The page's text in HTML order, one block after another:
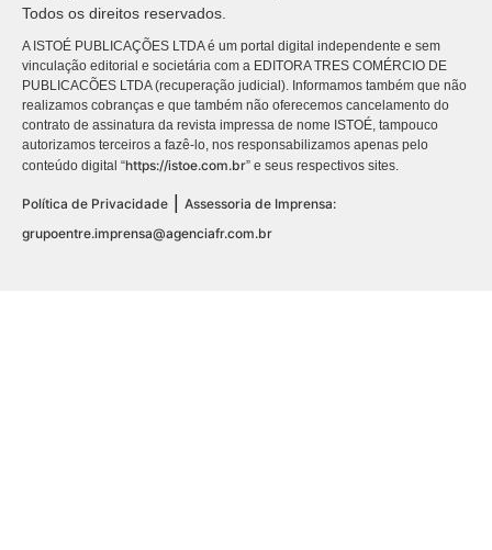
Todos os direitos reservados.
A ISTOÉ PUBLICAÇÕES LTDA é um portal digital independente e sem
vinculação editorial e societária com a EDITORA TRES COMÉRCIO DE
PUBLICACÕES LTDA (recuperação judicial). Informamos também que não
realizamos cobranças e que também não oferecemos cancelamento do
contrato de assinatura da revista impressa de nome ISTOÉ, tampouco
autorizamos terceiros a fazê-lo, nos responsabilizamos apenas pelo
conteúdo digital “https://istoe.com.br” e seus respectivos sites.
Política de Privacidade | Assessoria de Imprensa:
grupoentre.imprensa@agenciafr.com.br